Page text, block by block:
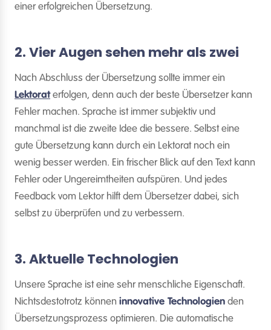
einer erfolgreichen Übersetzung.
2. Vier Augen sehen mehr als zwei
Nach Abschluss der Übersetzung sollte immer ein
Lektoraterfolgen, denn auch der beste Übersetzer kann
Fehler machen. Sprache ist immer subjektiv und
manchmal ist die zweite Idee die bessere. Selbst eine
gute Übersetzung kann durch ein Lektorat noch ein
wenig besser werden. Ein frischer Blick auf den Text kann
Fehler oder Ungereimtheiten aufspüren. Und jedes
Feedback vom Lektor hilft dem Übersetzer dabei, sich
selbst zu überprüfen und zu verbessern.
3. Aktuelle Technologien
Unsere Sprache ist eine sehr menschliche Eigenschaft.
Nichtsdestotrotz können innovative Technologien den
Übersetzungsprozess optimieren. Die automatische